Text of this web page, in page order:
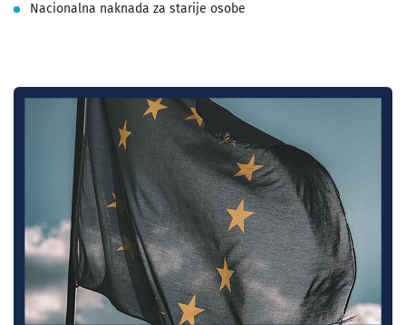
Nacionalna naknada za starije osobe